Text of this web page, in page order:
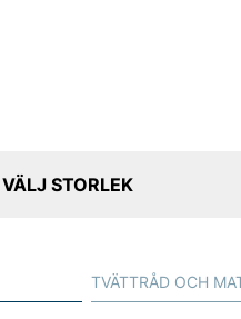
VÄLJ STORLEK
TVÄTTRÅD OCH